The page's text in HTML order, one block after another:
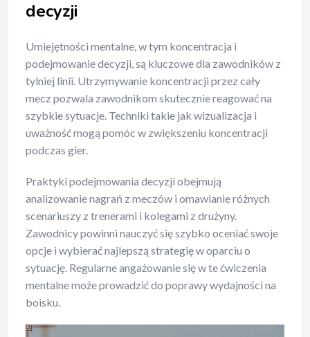
decyzji
Umiejętności mentalne, w tym koncentracja i
podejmowanie decyzji, są kluczowe dla zawodników z
tylniej linii. Utrzymywanie koncentracji przez cały
mecz pozwala zawodnikom skutecznie reagować na
szybkie sytuacje. Techniki takie jak wizualizacja i
uważność mogą pomóc w zwiększeniu koncentracji
podczas gier.
Praktyki podejmowania decyzji obejmują
analizowanie nagrań z meczów i omawianie różnych
scenariuszy z trenerami i kolegami z drużyny.
Zawodnicy powinni nauczyć się szybko oceniać swoje
opcje i wybierać najlepszą strategię w oparciu o
sytuację. Regularne angażowanie się w te ćwiczenia
mentalne może prowadzić do poprawy wydajności na
boisku.